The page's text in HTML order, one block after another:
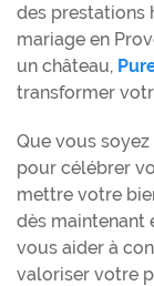
des prestations
mariage en
un château,
transformer
Que vous
pour célébrer
mettre votre
dès maintenant
vous aider à
valoriser votre